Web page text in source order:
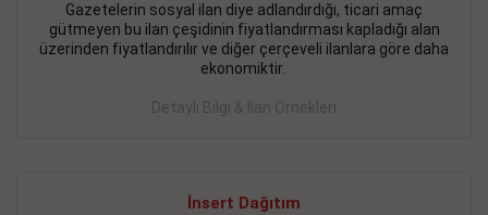
Gazetelerin sosyal ilan diye adlandırdığı, ticari amaç
gütmeyen bu ilan çeşidinin fiyatlandırması kapladığı alan
üzerinden fiyatlandırılır ve diğer çerçeveli ilanlara göre daha
ekonomiktir.
Detaylı Bilgi & İlan Örnekleri
İnsert Dağıtım
İŞYERİ KİRALIK İlanı - 11.09.2018
BEYLİKDÜZÜ Kavaklıda 4 katlı bina